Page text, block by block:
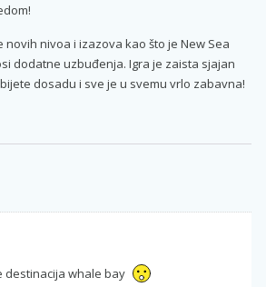
novih nivoa i izazova kao što je New Sea
dodatne uzbuđenja. Igra je zaista sjajan
dosadu i sve je u svemu vrlo zabavna!
destinacija whale bay